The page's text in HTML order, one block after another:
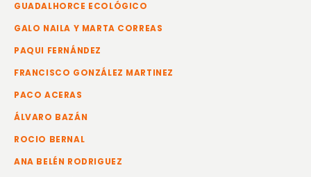
GUADALHORCE ECOLÓGICO
GALO NAILA Y MARTA CORREAS
PAQUI FERNÁNDEZ
FRANCISCO GONZÁLEZ MARTINEZ
PACO ACERAS
ÁLVARO BAZÁN
ROCIO BERNAL
ANA BELÉN RODRIGUEZ